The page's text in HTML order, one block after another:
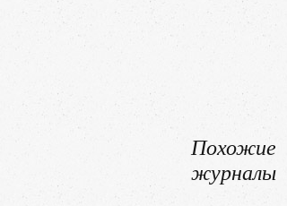
Похожие
журналы